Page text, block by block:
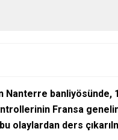
banliyösünde,
Fransa
olaylardan ders